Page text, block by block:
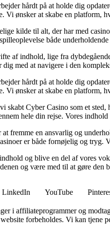
hårdt på at holde dig
Vi ønsker at skabe en platform,
kilde til alt, der har med
både
af indhold, lige fra
med at navigere i den
hårdt på at holde dig
Vi ønsker at skabe en platform,
skabt Cyber Casino som et
hele din rejse. Vores
fremme en ansvarlig og
er både fornøjelig og
og blive en del af vores
og være med til at gøre den
LinkedIn YouTube
i affiliateprogrammer og
forbeholdes. Vi kan tjene